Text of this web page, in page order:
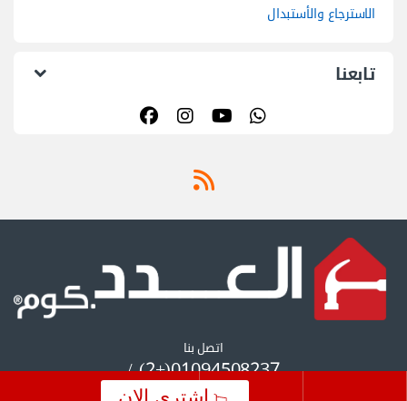
الاسترجاع والأستبدال
تابعنا
اتصل بنا
01094508237(+2) /